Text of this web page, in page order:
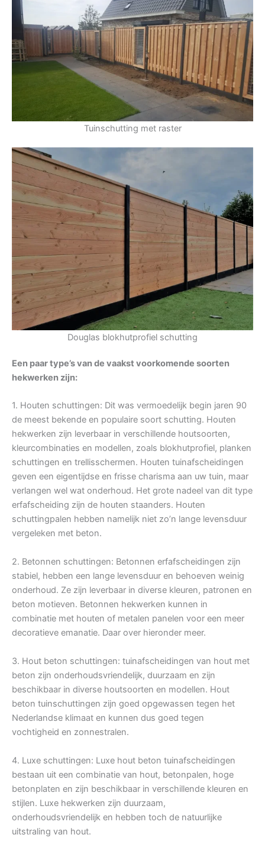
Tuinschutting met raster
Douglas blokhutprofiel schutting
Een paar type’s van de vaakst voorkomende soorten
hekwerken zijn:
1. Houten schuttingen: Dit was vermoedelijk begin jaren 90
de meest bekende en populaire soort schutting. Houten
hekwerken zijn leverbaar in verschillende houtsoorten,
kleurcombinaties en modellen, zoals blokhutprofiel, planken
schuttingen en trellisschermen. Houten tuinafscheidingen
geven een eigentijdse en frisse charisma aan uw tuin, maar
verlangen wel wat onderhoud. Het grote nadeel van dit type
erfafscheiding zijn de houten staanders. Houten
schuttingpalen hebben namelijk niet zo’n lange levensduur
vergeleken met beton.
2. Betonnen schuttingen: Betonnen erfafscheidingen zijn
stabiel, hebben een lange levensduur en behoeven weinig
onderhoud. Ze zijn leverbaar in diverse kleuren, patronen en
beton motieven. Betonnen hekwerken kunnen in
combinatie met houten of metalen panelen voor een meer
decoratieve emanatie. Daar over hieronder meer.
3. Hout beton schuttingen: tuinafscheidingen van hout met
beton zijn onderhoudsvriendelijk, duurzaam en zijn
beschikbaar in diverse houtsoorten en modellen. Hout
beton tuinschuttingen zijn goed opgewassen tegen het
Nederlandse klimaat en kunnen dus goed tegen
vochtigheid en zonnestralen.
4. Luxe schuttingen: Luxe hout beton tuinafscheidingen
bestaan uit een combinatie van hout, betonpalen, hoge
betonplaten en zijn beschikbaar in verschillende kleuren en
stijlen. Luxe hekwerken zijn duurzaam,
onderhoudsvriendelijk en hebben toch de natuurlijke
uitstraling van hout.